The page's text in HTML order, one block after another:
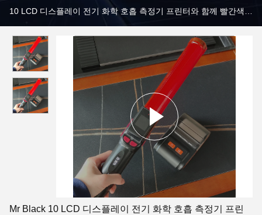
10 LCD 디스플레이 전기 화학 호흡 측정기 프린터와 함께 빨간색
Mr Black 10 LCD 디스플레이 전기 화학 호흡 측정기 프린